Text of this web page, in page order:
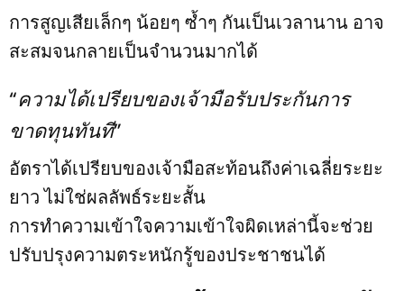
การสูญเสียเล็กๆ น้อยๆ ซ้ำๆ กันเป็นเวลานาน อาจ
สะสมจนกลายเป็นจำนวนมากได้
“ความได้เปรียบของเจ้ามือรับประกันการ
ขาดทุนทันที”
อัตราได้เปรียบของเจ้ามือสะท้อนถึงค่าเฉลี่ยระยะ
ยาว ไม่ใช่ผลลัพธ์ระยะสั้น
การทำความเข้าใจความเข้าใจผิดเหล่านี้จะช่วย
ปรับปรุงความตระหนักรู้ของประชาชนได้